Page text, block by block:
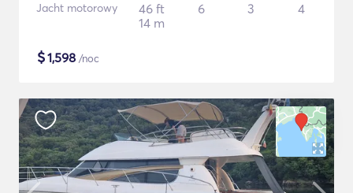
Jacht motorowy
46 ft
14 m
6 3 4
$1,598 /noc